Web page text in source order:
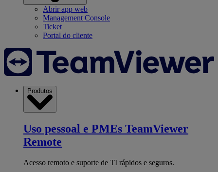
Abrir app web
Management Console
Ticket
Portal do cliente
Produtos
Uso pessoal e PMEs TeamViewer
Remote
Acesso remoto e suporte de TI rápidos e seguros.